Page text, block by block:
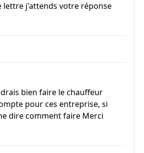
j'attends votre réponse
bien faire le chauffeur
pour ces entreprise, si
dire comment faire Merci